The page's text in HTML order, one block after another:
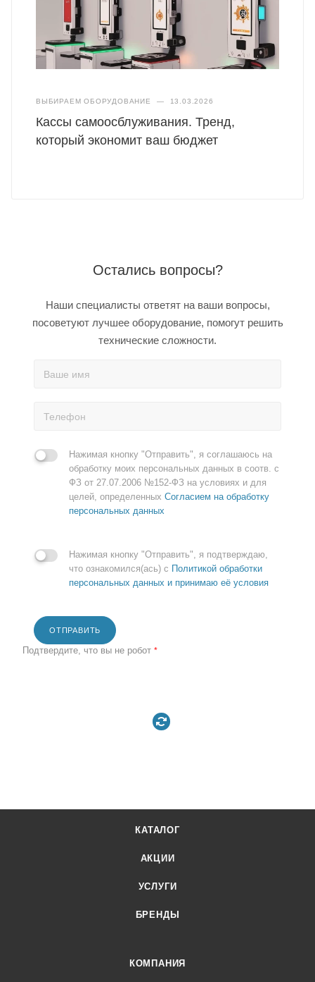
ВЫБИРАЕМ ОБОРУДОВАНИЕ — 13.03.2026
Кассы самоосблуживания. Тренд,
который экономит ваш бюджет
Остались вопросы?
Наши специалисты ответят на ваши вопросы,
посоветуют лучшее оборудование, помогут решить
технические сложности.
Нажимая кнопку "Отправить", я соглашаюсь на
обработку моих персональных данных в соотв. с
ФЗ от 27.07.2006 №152-ФЗ на условиях и для
целей, определенных Согласием на обработку
персональных данных
Нажимая кнопку "Отправить", я подтверждаю,
что ознакомился(ась) с Политикой обработки
персональных данных и принимаю её условия
ОТПРАВИТЬ
Подтвердите, что вы не робот *
КАТАЛОГ
АКЦИИ
УСЛУГИ
БРЕНДЫ
КОМПАНИЯ